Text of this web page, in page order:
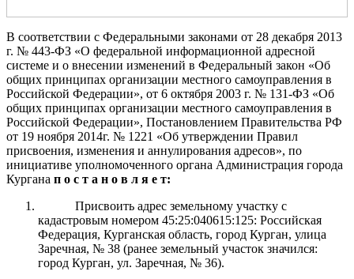
В соответствии с Федеральными законами от 28 декабря 2013
г. № 443-ФЗ «О федеральной информационной адресной
системе и о внесении изменений в Федеральный закон «Об
общих принципах организации местного самоуправления в
Российской Федерации», от 6 октября 2003 г. № 131-ФЗ «Об
общих принципах организации местного самоуправления в
Российской Федерации», Постановлением Правительства РФ
от 19 ноября 2014г. № 1221 «Об утверждении Правил
присвоения, изменения и аннулирования адресов», по
инициативе уполномоченного органа Администрация города
Кургана п о с т а н о в л я е т:
Присвоить адрес земельному участку с
кадастровым номером 45:25:040615:125: Российская
Федерация, Курганская область, город Курган, улица
Заречная, № 38 (ранее земельный участок значился:
город Курган, ул. Заречная, № 36).